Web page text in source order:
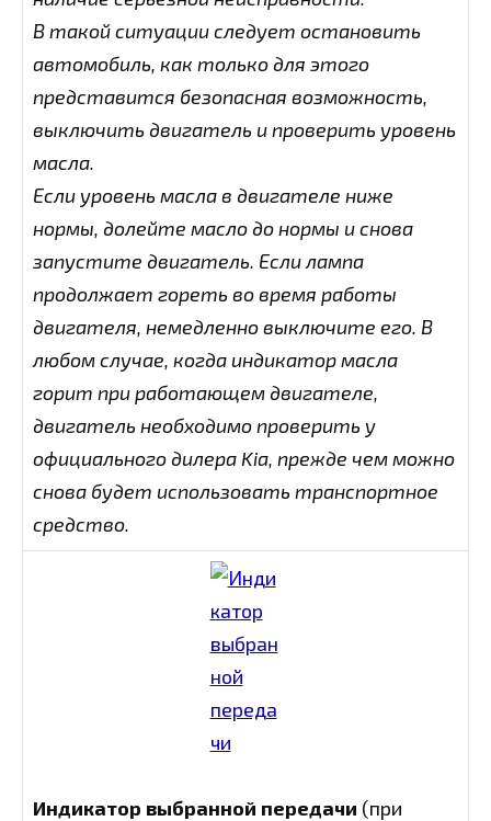
В такой ситуации следует остановить
автомобиль, как только для этого
представится безопасная возможность,
выключить двигатель и проверить уровень
масла.
Если уровень масла в двигателе ниже
нормы, долейте масло до нормы и снова
запустите двигатель. Если лампа
продолжает гореть во время работы
двигателя, немедленно выключите его. В
любом случае, когда индикатор масла
горит при работающем двигателе,
двигатель необходимо проверить у
официального дилера Kia, прежде чем можно
снова будет использовать транспортное
средство.
Индикатор выбранной передачи (при